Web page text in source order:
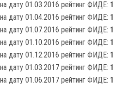
на дату 01.03.2016 рейтинг ФИДЕ:
на дату 01.04.2016 рейтинг ФИДЕ:
на дату 01.07.2016 рейтинг ФИДЕ:
на дату 01.10.2016 рейтинг ФИДЕ:
на дату 01.12.2016 рейтинг ФИДЕ:
на дату 01.03.2017 рейтинг ФИДЕ:
на дату 01.06.2017 рейтинг ФИДЕ: